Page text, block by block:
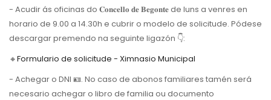
- Acudir ás oficinas do 𝐂𝐨𝐧𝐜𝐞𝐥𝐥𝐨 𝐝𝐞 𝐁𝐞𝐠𝐨𝐧𝐭𝐞 de luns a venres en
horario de 9.00 a 14.30h e cubrir o modelo de solicitude. Pódese
descargar premendo na seguinte ligazón 👇:
🔸Formulario de solicitude - Ximnasio Municipal
- Achegar o DNI 🪪. No caso de abonos familiares tamén será
necesario achegar o libro de familia ou documento